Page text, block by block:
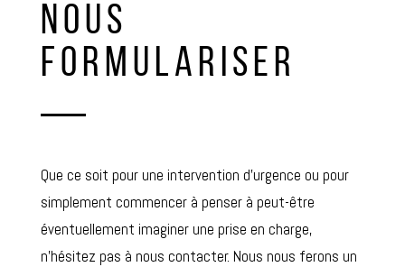
NOUS
FORMULARISER
Que ce soit pour une intervention d’urgence ou pour
simplement commencer à penser à peut-être
éventuellement imaginer une prise en charge,
n’hésitez pas à nous contacter. Nous nous ferons un